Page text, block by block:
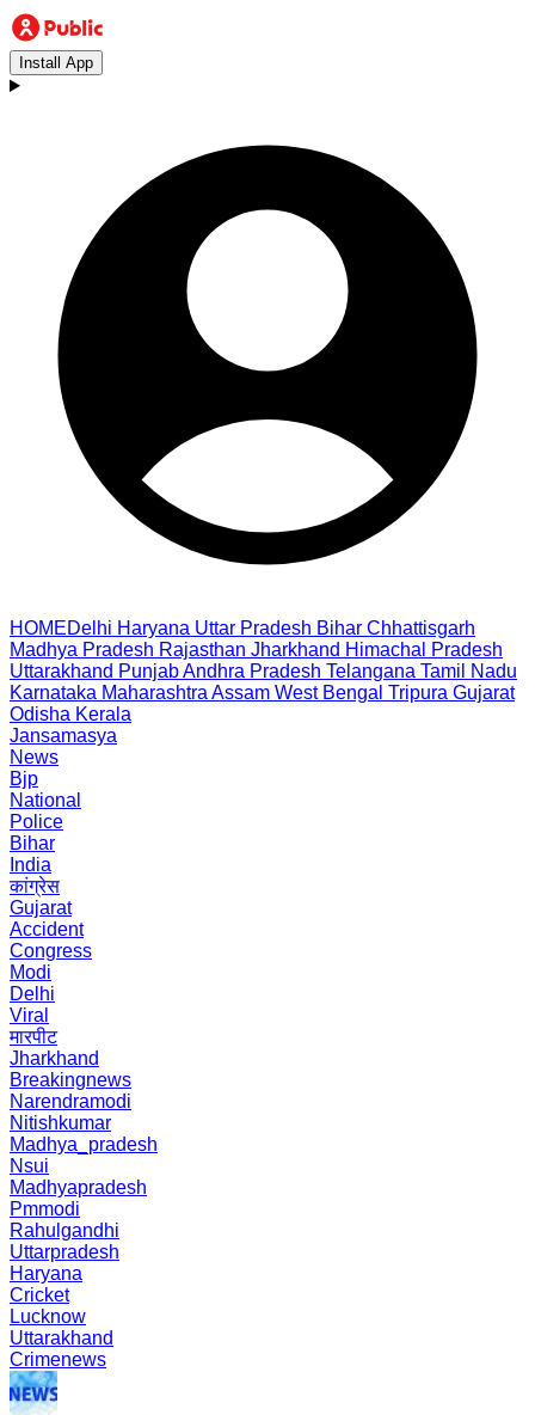
Install App
HOMEDelhi Haryana Uttar Pradesh Bihar Chhattisgarh
Madhya Pradesh Rajasthan Jharkhand Himachal Pradesh
Uttarakhand PunjabAndhra Pradesh Telangana Tamil Nadu
Karnataka Maharashtra Assam West Bengal Tripura Gujarat
Odisha Kerala
Jansamasya
News
Bjp
National
Police
Bihar
India
कांग्रेस
Gujarat
Accident
Congress
Modi
Delhi
Viral
मारपीट
Jharkhand
Breakingnews
Narendramodi
Nitishkumar
Madhya_pradesh
Nsui
Madhyapradesh
Pmmodi
Rahulgandhi
Uttarpradesh
Haryana
Cricket
Lucknow
Uttarakhand
Crimenews